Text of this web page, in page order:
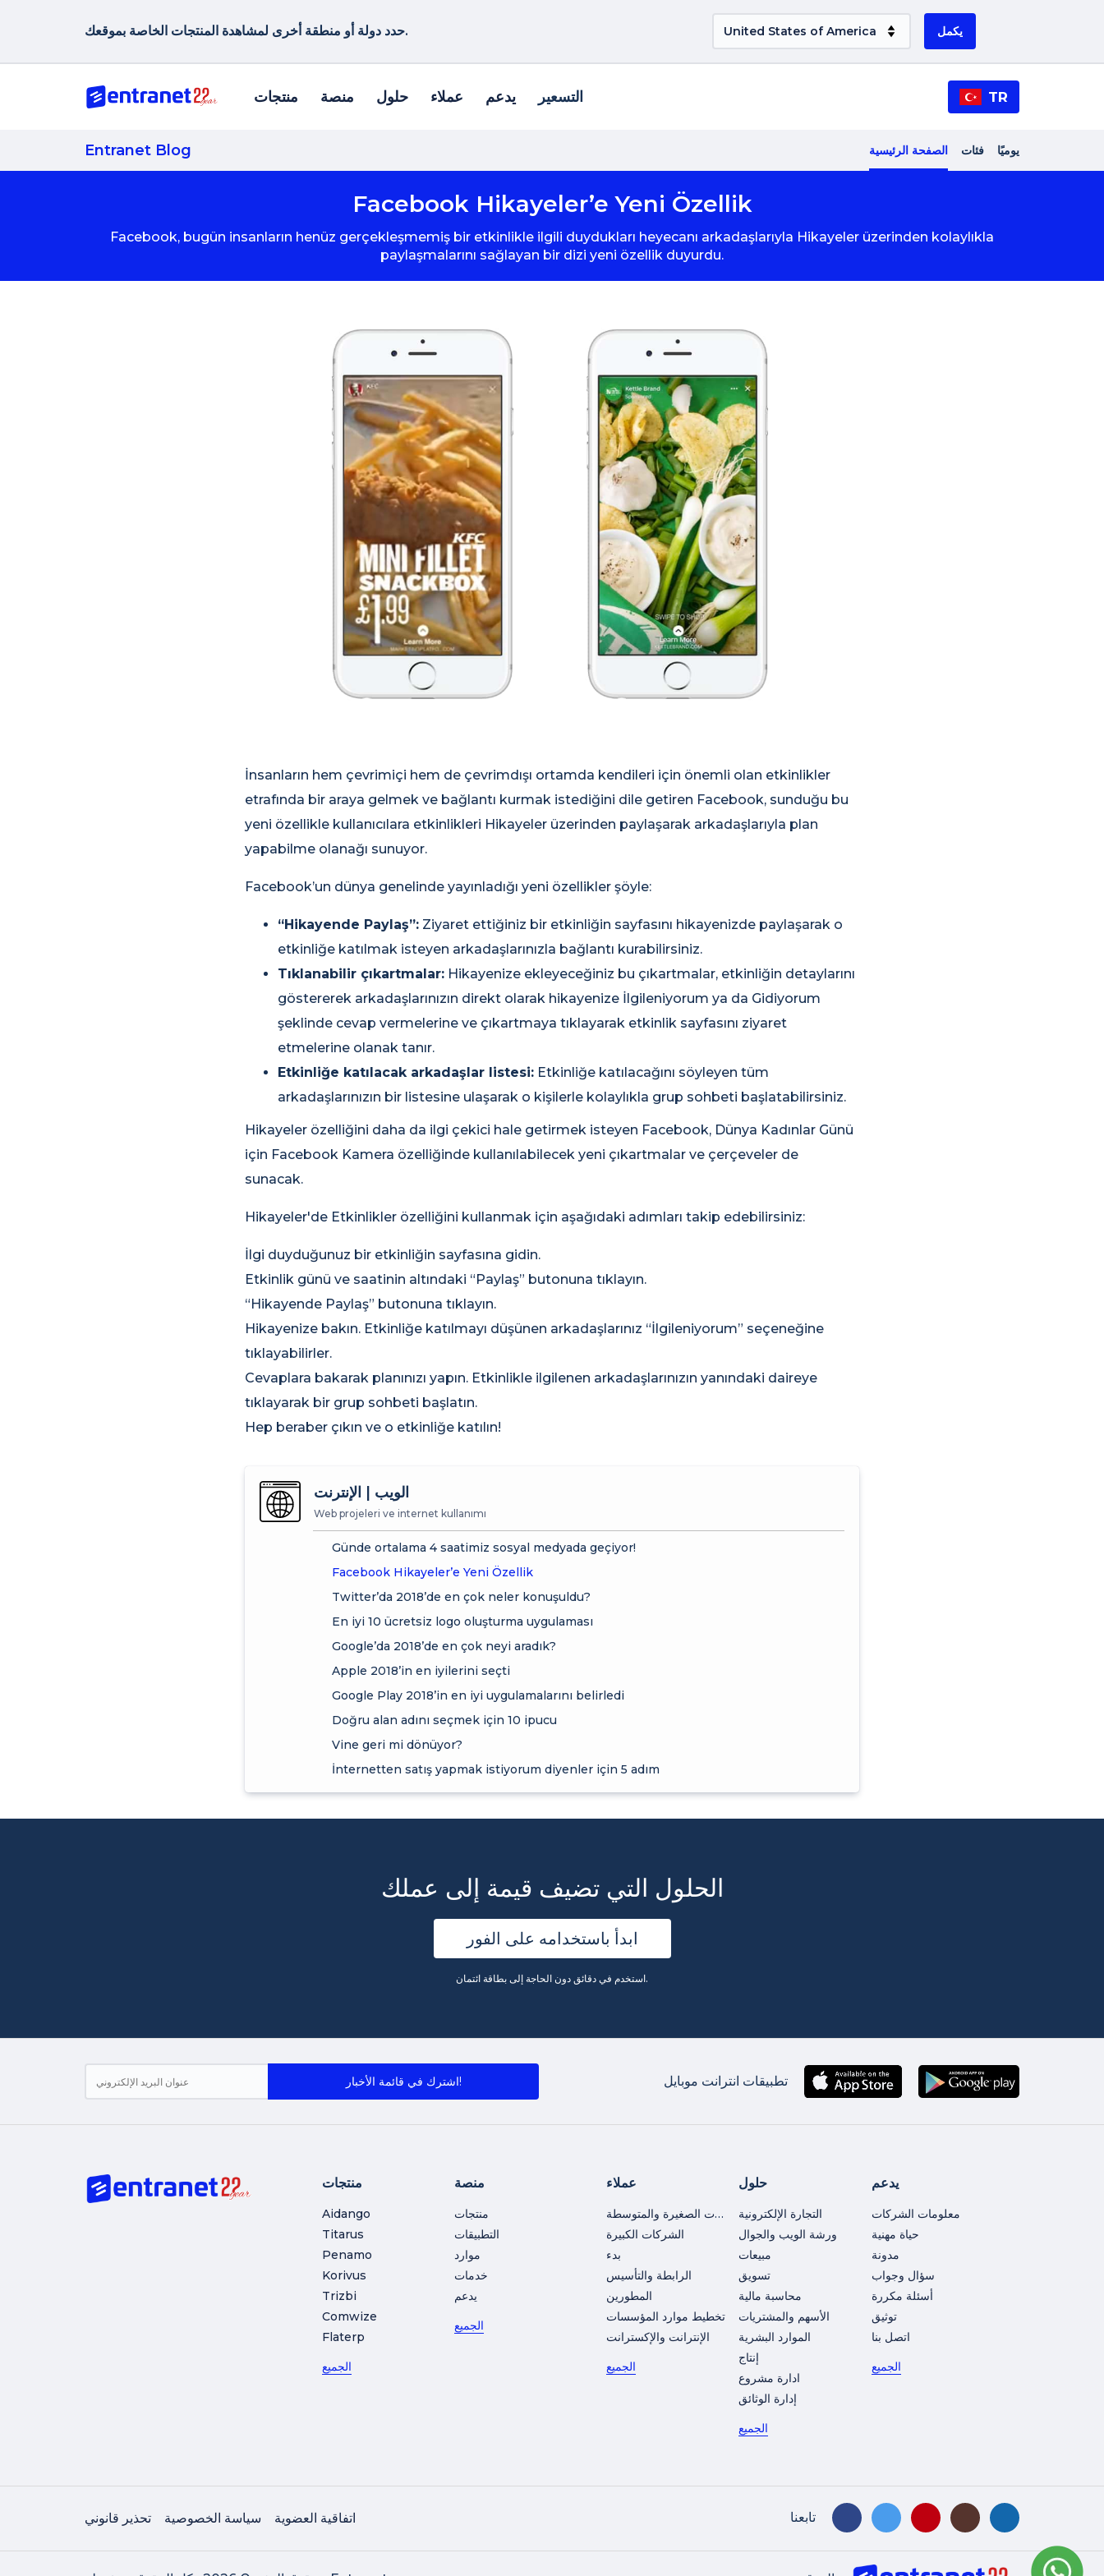
حدد دولة أو منطقة أخرى لمشاهدة المنتجات الخاصة بموقعك. يكمل
منتجات منصة حلول عملاء يدعم التسعير TR
Entranet Blog الصفحة الرئيسية فئات يوميًا
Facebook Hikayeler’e Yeni Özellik
Facebook, bugün insanların henüz gerçekleşmemiş bir etkinlikle ilgili duydukları heyecanı arkadaşlarıyla Hikayeler üzerinden kolaylıkla
paylaşmalarını sağlayan bir dizi yeni özellik duyurdu.
İnsanların hem çevrimiçi hem de çevrimdışı ortamda kendileri için önemli olan etkinlikler
etrafında bir araya gelmek ve bağlantı kurmak istediğini dile getiren Facebook, sunduğu bu
yeni özellikle kullanıcılara etkinlikleri Hikayeler üzerinden paylaşarak arkadaşlarıyla plan
yapabilme olanağı sunuyor.
Facebook’un dünya genelinde yayınladığı yeni özellikler şöyle:
“Hikayende Paylaş”: Ziyaret ettiğiniz bir etkinliğin sayfasını hikayenizde paylaşarak o
etkinliğe katılmak isteyen arkadaşlarınızla bağlantı kurabilirsiniz.
Tıklanabilir çıkartmalar: Hikayenize ekleyeceğiniz bu çıkartmalar, etkinliğin detaylarını
göstererek arkadaşlarınızın direkt olarak hikayenize İlgileniyorum ya da Gidiyorum
şeklinde cevap vermelerine ve çıkartmaya tıklayarak etkinlik sayfasını ziyaret
etmelerine olanak tanır.
Etkinliğe katılacak arkadaşlar listesi: Etkinliğe katılacağını söyleyen tüm
arkadaşlarınızın bir listesine ulaşarak o kişilerle kolaylıkla grup sohbeti başlatabilirsiniz.
Hikayeler özelliğini daha da ilgi çekici hale getirmek isteyen Facebook, Dünya Kadınlar Günü
için Facebook Kamera özelliğinde kullanılabilecek yeni çıkartmalar ve çerçeveler de
sunacak.
Hikayeler'de Etkinlikler özelliğini kullanmak için aşağıdaki adımları takip edebilirsiniz:
İlgi duyduğunuz bir etkinliğin sayfasına gidin.
Etkinlik günü ve saatinin altındaki “Paylaş” butonuna tıklayın.
“Hikayende Paylaş” butonuna tıklayın.
Hikayenize bakın. Etkinliğe katılmayı düşünen arkadaşlarınız “İlgileniyorum” seçeneğine
tıklayabilirler.
Cevaplara bakarak planınızı yapın. Etkinlikle ilgilenen arkadaşlarınızın yanındaki daireye
tıklayarak bir grup sohbeti başlatın.
Hep beraber çıkın ve o etkinliğe katılın!
الويب | الإنترنت
Web projeleri ve internet kullanımı
Günde ortalama 4 saatimiz sosyal medyada geçiyor!
Facebook Hikayeler’e Yeni Özellik
Twitter’da 2018’de en çok neler konuşuldu?
En iyi 10 ücretsiz logo oluşturma uygulaması
Google’da 2018’de en çok neyi aradık?
Apple 2018’in en iyilerini seçti
Google Play 2018’in en iyi uygulamalarını belirledi
Doğru alan adını seçmek için 10 ipucu
Vine geri mi dönüyor?
İnternetten satış yapmak istiyorum diyenler için 5 adım
الحلول التي تضيف قيمة إلى عملك
ابدأ باستخدامه على الفور
استخدم في دقائق دون الحاجة إلى بطاقة ائتمان.
اشترك في قائمة الأخبار! تطبيقات انترانت موبايل
منتجات
Aidango
Titarus
Penamo
Korivus
Trizbi
Comwize
Flaterp
الجميع
منصة
منتجات
التطبيقات
موارد
خدمات
يدعم
الجميع
عملاء
الشركات الصغيرة والمتوسطة
الشركات الكبيرة
بدء
الرابطة والتأسيس
المطورين
تخطيط موارد المؤسسات
الإنترانت والإكسترانت
الجميع
حلول
التجارة الإلكترونية
ورشة الويب والجوال
مبيعات
تسويق
محاسبة مالية
الأسهم والمشتريات
الموارد البشرية
إنتاج
ادارة مشروع
إدارة الوثائق
الجميع
يدعم
معلومات الشركات
حياة مهنية
مدونة
سؤال وجواب
أسئلة مكررة
توثيق
اتصل بنا
الجميع
تحذير قانوني سياسة الخصوصية اتفاقية العضوية تابعنا